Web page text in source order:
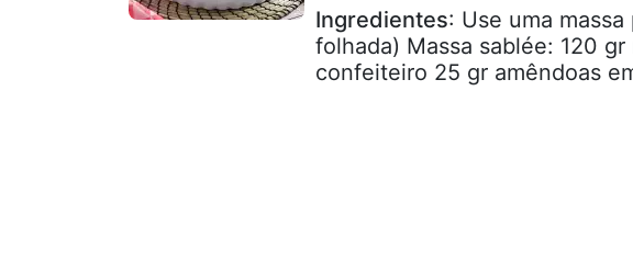
Ingredientes: Use uma
folhada) Massa sablée: 120
confeiteiro 25 gr amêndoas